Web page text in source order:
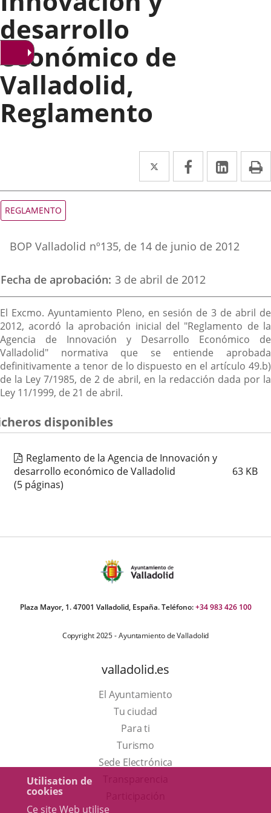
Utilisation de
cookies
Ce site Web utilise
desarrollo
económico de
Valladolid,
Reglamento
Twitter
Enlace
a
externa.
Facebook
Enlace
a
externa.
Enlace
a
Tipo
de
REGLAMENTO
boletin
BOP Valladolid nº135, de 14 de junio de 2012
Fecha de aprobación 3 de abril de 2012
Descripción
El Excmo. Ayuntamiento Pleno, en sesión de 3 de abril de
2012, acordó la aprobación inicial del "Reglamento de la
Agencia de Innovación y Desarrollo Económico de
Valladolid" normativa que se entiende aprobada
definitivamente a tenor de lo dispuesto en el artículo 49.b)
de la Ley 7/1985, de 2 de abril, en la redacción dada por la
Ley 11/1999, de 21 de abril.
disponibles
Reglamento de la Agencia de Innovación y
desarrollo económico de Valladolid
63 KB
(5 páginas)
Plaza Mayor, 1. 47001 Valladolid, España. Teléfono:+34 983 426 100
Copyright 2025 - Ayuntamiento de Valladolid
valladolid.es
El Ayuntamiento
Tu ciudad
Para ti
TurismoEste
enlace
Sede Electrónica